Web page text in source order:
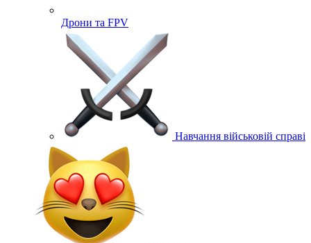
Дрони та FPV
Навчання військовій справі